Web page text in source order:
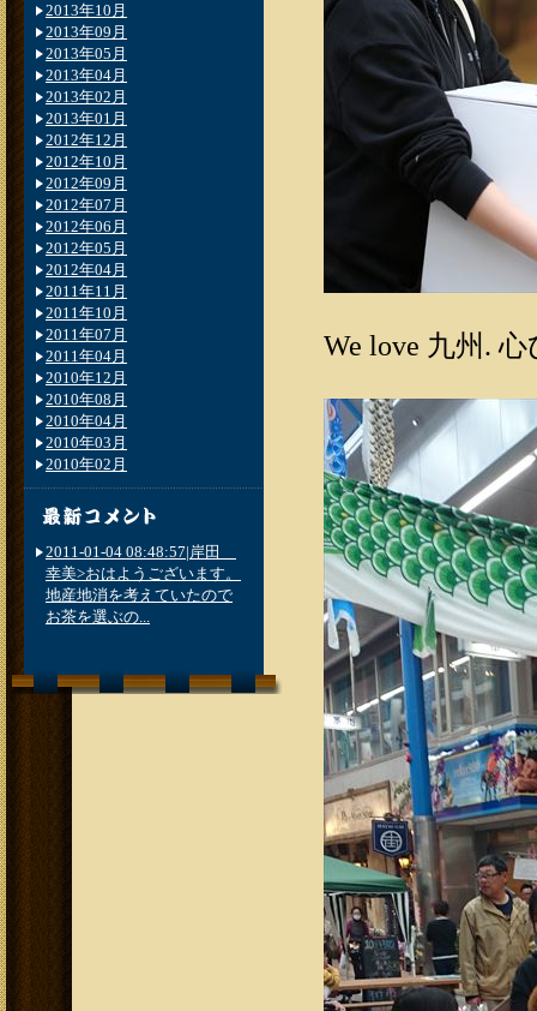
We love 九州.
2013年10月
2013年09月
2013年05月
2013年04月
2013年02月
2013年01月
2012年12月
2012年10月
2012年09月
2012年07月
2012年06月
2012年05月
2012年04月
2011年11月
2011年10月
2011年07月
2011年04月
2010年12月
2010年08月
2010年04月
2010年03月
2010年02月
2011-01-04 08:48:57|岸田
幸美>おはようございます。
地産地消を考えていたので
お茶を選ぶの...